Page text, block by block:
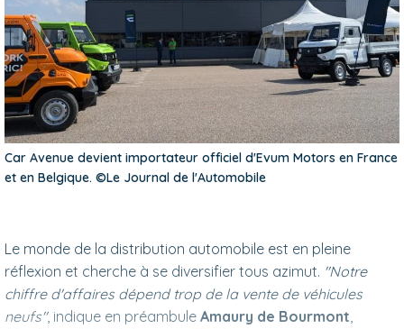
Car Avenue devient importateur officiel d'Evum Motors en France
et en Belgique. ©Le Journal de l'Automobile
Le monde de la distribution automobile est en pleine
réflexion et cherche à se diversifier tous azimut. "Notre
chiffre d'affaires dépend trop de la vente de véhicules
neufs", indique en préambule Amaury de Bourmont,